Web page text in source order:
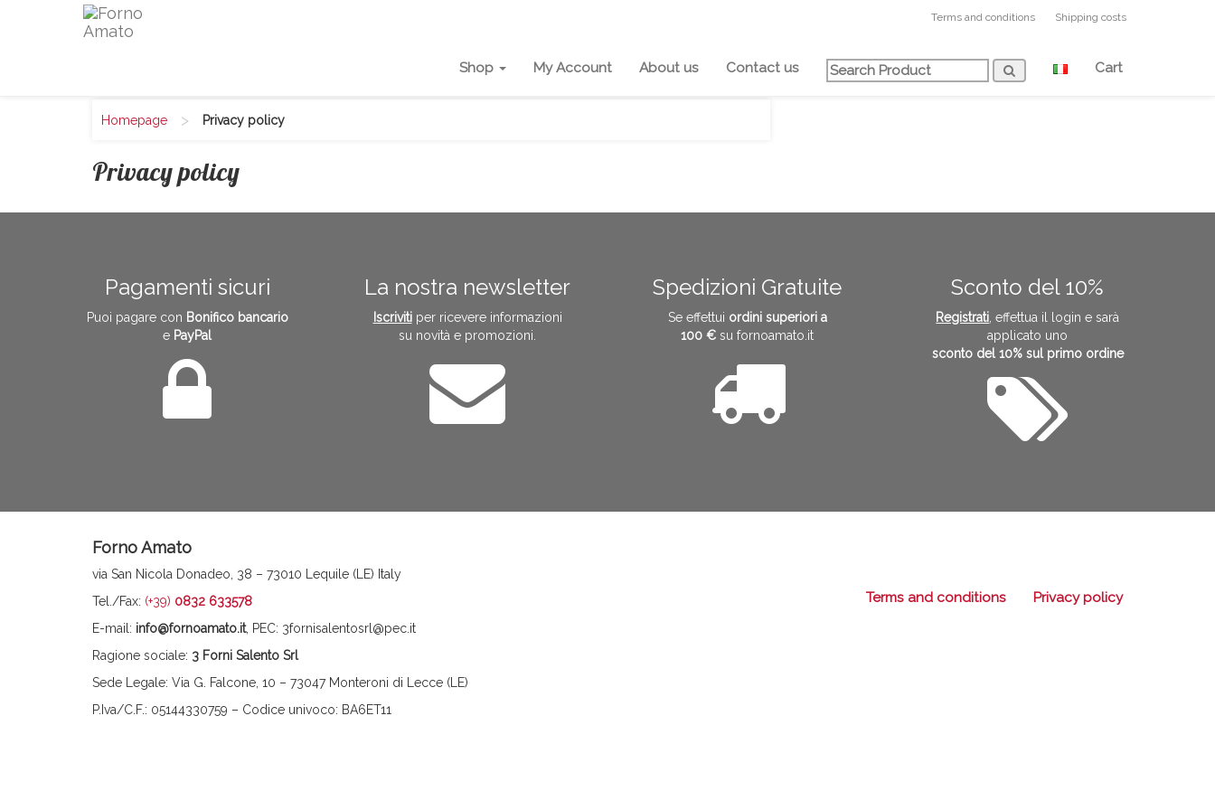
Shipping costs
Terms and conditions
Shop My Account About us Contact us Cart
Homepage > Privacy policy
Privacy policy
Pagamenti sicuri
Puoi pagare con Bonifico bancario
e PayPal
La nostra newsletter
Iscrivitiper ricevere informazioni
su novità e promozioni.
Spedizioni Gratuite
Se effettui ordini superiori a
100 € su fornoamato.it
Sconto del 10%
Registrati , effettua il login e sarà
applicato uno
sconto del 10% sul primo ordine
Forno Amato
via San Nicola Donadeo, 38 – 73010 Lequile (LE) Italy
Tel./Fax: (+39) 0832 633578
E-mail: info@fornoamato.it, PEC: 3fornisalentosrl@pec.it
Ragione sociale: 3 Forni Salento Srl
Sede Legale: Via G. Falcone, 10 – 73047 Monteroni di Lecce (LE)
P.Iva/C.F.: 05144330759 – Codice univoco: BA6ET11
Terms and conditions Privacy policy